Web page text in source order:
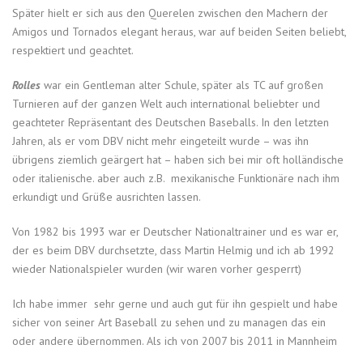
Später hielt er sich aus den Querelen zwischen den Machern der
Amigos und Tornados elegant heraus, war auf beiden Seiten beliebt,
respektiert und geachtet.
Rolles war ein Gentleman alter Schule, später als TC auf großen
Turnieren auf der ganzen Welt auch international beliebter und
geachteter Repräsentant des Deutschen Baseballs. In den letzten
Jahren, als er vom DBV nicht mehr eingeteilt wurde – was ihn
übrigens ziemlich geärgert hat – haben sich bei mir oft holländische
oder italienische. aber auch z.B. mexikanische Funktionäre nach ihm
erkundigt und Grüße ausrichten lassen.
Von 1982 bis 1993 war er Deutscher Nationaltrainer und es war er,
der es beim DBV durchsetzte, dass Martin Helmig und ich ab 1992
wieder Nationalspieler wurden (wir waren vorher gesperrt)
Ich habe immer sehr gerne und auch gut für ihn gespielt und habe
sicher von seiner Art Baseball zu sehen und zu managen das ein
oder andere übernommen. Als ich von 2007 bis 2011 in Mannheim